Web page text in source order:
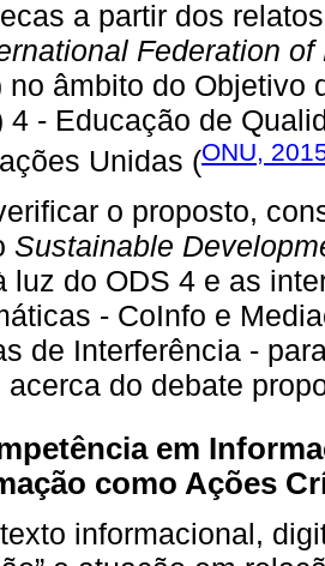
a partir dos
Federation
no âmbito do Objetivo
4 - Educação de
Unidas (ONU,
o proposto,
Sustainable
luz do ODS 4 e as
- CoInfo e
de Interferência -
acerca do debate
em
como Ações
informacional,